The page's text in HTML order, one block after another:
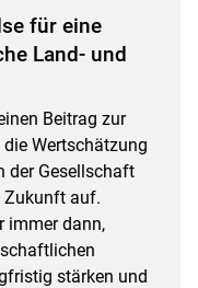
für eine
Land- und
Beitrag zur
Wertschätzung
der Gesellschaft
Zukunft auf.
immer dann,
stärken und